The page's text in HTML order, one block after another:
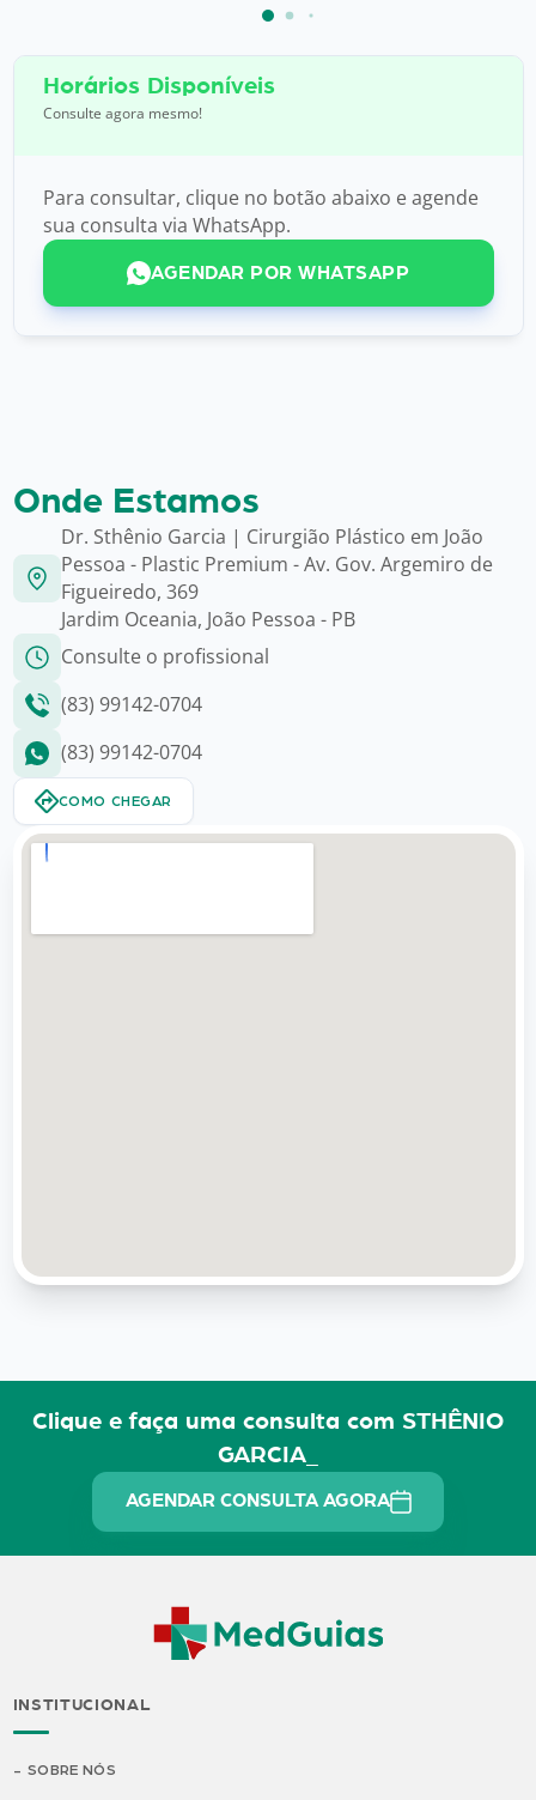
Horários Disponíveis
Consulte agora mesmo!
Para consultar, clique no botão abaixo e agende
sua consulta via WhatsApp.
AGENDAR POR WHATSAPP
Onde Estamos
Dr. Sthênio Garcia | Cirurgião Plástico em João
Pessoa - Plastic Premium - Av. Gov. Argemiro de
Figueiredo, 369
Jardim Oceania, João Pessoa - PB
Consulte o profissional
(83) 99142-0704
(83) 99142-0704
COMO CHEGAR
Clique e faça uma consulta com STHÊNIO
GARCIA_
AGENDAR CONSULTA AGORA
INSTITUCIONAL
SOBRE NÓS